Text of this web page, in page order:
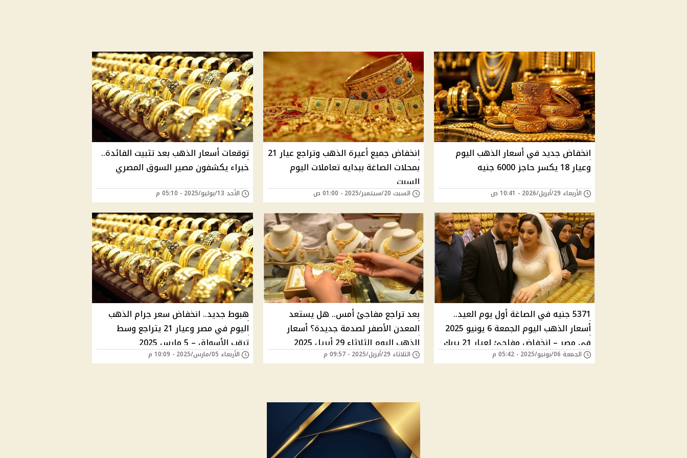
انخفاض جديد في أسعار الذهب اليوم
وعيار 18 يكسر حاجز 6000 جنيه
الأربعاء 29/أبريل/2026 - 10:41 ص
انخفاض جميع أعيرة الذهب وتراجع عيار 21
بمحلات الصاغة ببدايه تعاملات اليوم
السبت
السبت 20/سبتمبر/2025 - 01:00 ص
توقعات أسعار الذهب بعد تثبيت الفائدة..
خبراء يكشفون مصير السوق المصري
الأحد 13/يوليو/2025 - 05:10 م
5371 جنيه في الصاغة أول يوم العيد..
أسعار الذهب اليوم الجمعة 6 يونيو 2025
في مصر – انخفاض مفاجئ لعيار 21 يربك
التوقعات
الجمعة 06/يونيو/2025 - 05:42 م
بعد تراجع مفاجئ أمس.. هل يستعد
المعدن الأصفر لصدمة جديدة؟ أسعار
الذهب اليوم الثلاثاء 29 أبريل 2025
تكشف مفاجأة للعرسان
الثلاثاء 29/أبريل/2025 - 09:57 م
هبوط جديد.. انخفاض سعر جرام الذهب
اليوم في مصر وعيار 21 يتراجع وسط
ترقب الأسواق – 5 مارس 2025
الأربعاء 05/مارس/2025 - 10:09 م